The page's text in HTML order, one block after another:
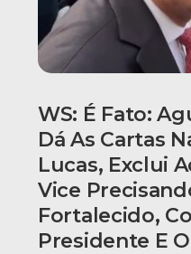
WS: É Fato:
Dá As Cartas
Lucas, Exclui
Vice
Fortalecido,
Presidente E